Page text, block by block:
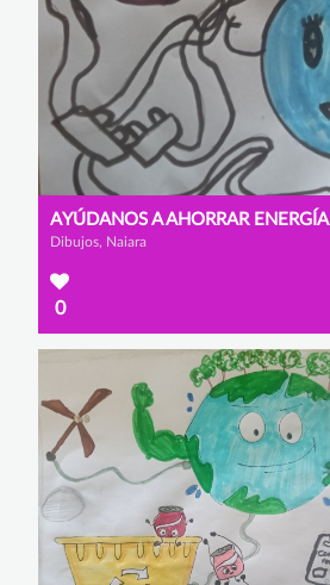
AYÚDANOS A AHORRAR ENERGÍA
Dibujos, Naiara
0